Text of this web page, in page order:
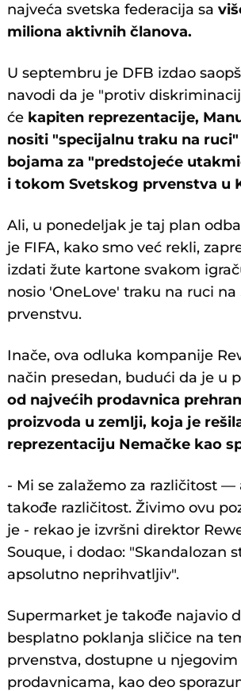
najveća svetska federacija sa
miliona aktivnih članova.
U septembru je DFB izdao
navodi da je "protiv
će kapiten reprezentacije,
nositi "specijalnu traku na
bojama za "predstojeće
i tokom Svetskog prvenstva u
Ali, u ponedeljak je taj plan
je FIFA, kako smo već rekli,
izdati žute kartone svakom
nosio 'OneLove' traku na ruci na
prvenstvu.
Inače, ova odluka kompanije
način presedan, budući da je u
od najvećih prodavnica
proizvoda u zemlji, koja je
reprezentaciju Nemačke kao
- Mi se zalažemo za različitost —
takođe različitost. Živimo ovu
je - rekao je izvršni direktor
Souque, i dodao: "Skandalozan
apsolutno neprihvatljiv".
Supermarket je takođe najavio
besplatno poklanja sličice na
prvenstva, dostupne u njegovim
prodavnicama, kao deo